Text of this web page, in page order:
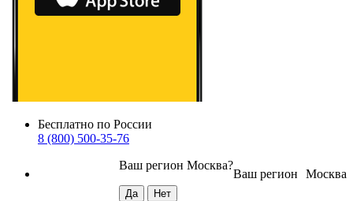
Бесплатно по России
8 (800) 500-35-76
Москва
Ваш регион
Ваш регион Москва?